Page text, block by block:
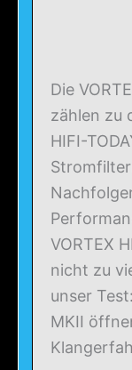
Die
zählen zu
HIFI-
VORTEX
nicht zu
unser
MKII